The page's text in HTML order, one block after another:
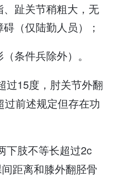
、趾关节稍粗大，无
（仅陆勤人员）；
条件兵除外）。
过15度，肘关节外翻
前述规定但存在功
下肢不等长超过2c
距离和膝外翻胫骨